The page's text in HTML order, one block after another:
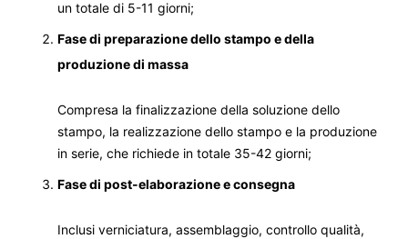
un totale di 5-11 giorni;
Fase di preparazione dello stampo e della
produzione di massa
Compresa la finalizzazione della soluzione dello
stampo, la realizzazione dello stampo e la produzione
in serie, che richiede in totale 35-42 giorni;
Fase di post-elaborazione e consegna
Inclusi verniciatura, assemblaggio, controllo qualità,